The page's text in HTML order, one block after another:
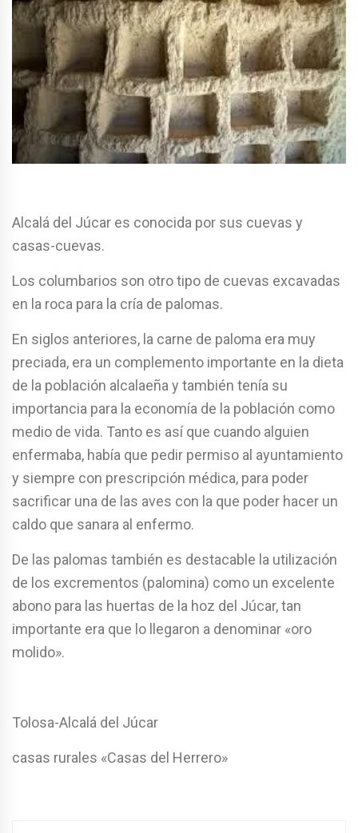
Alcalá del Júcar es conocida por sus cuevas y
casas-cuevas.
Los columbarios son otro tipo de cuevas excavadas
en la roca para la cría de palomas.
En siglos anteriores, la carne de paloma era muy
preciada, era un complemento importante en la dieta
de la población alcalaeña y también tenía su
importancia para la economía de la población como
medio de vida. Tanto es así que cuando alguien
enfermaba, había que pedir permiso al ayuntamiento
y siempre con prescripción médica, para poder
sacrificar una de las aves con la que poder hacer un
caldo que sanara al enfermo.
De las palomas también es destacable la utilización
de los excrementos (palomina) como un excelente
abono para las huertas de la hoz del Júcar, tan
importante era que lo llegaron a denominar «oro
molido».
Tolosa-Alcalá del Júcar
casas rurales «Casas del Herrero»